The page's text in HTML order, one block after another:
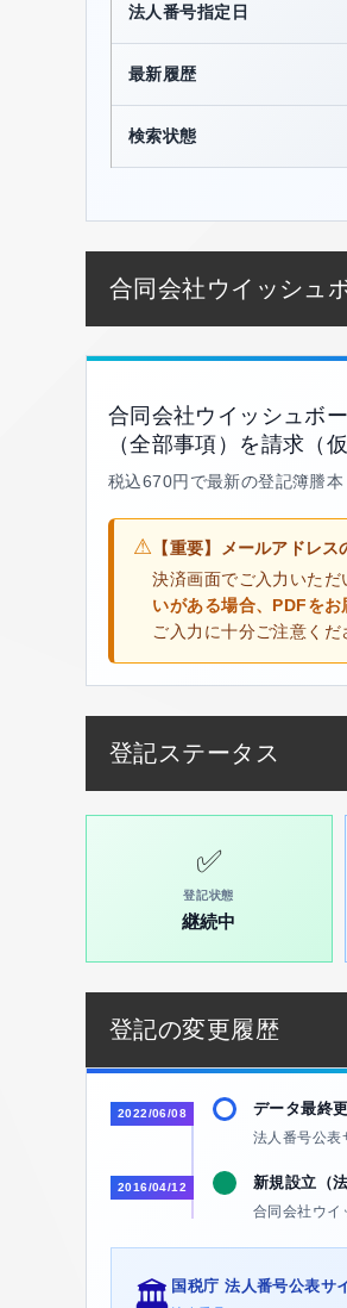
法人番号指定日
最新履歴
検索状態
合同会社ウイッシュ
合同会社ウイッシュボ
（全部事項）を請求（
税込670円で最新の登記簿謄
⚠ 【重要】メールアドレ
決済画面でご入力いただ
いがある場合、PDFを
ご入力に十分ご注意くだ
登記ステータス
✅
登記状態
継続中
登記の変更履歴
2022/06/08 データ最終
法人番号公表
2016/04/12 新規設立（
合同会社ウイ
🏛️ 国税庁 法人番号公表サ